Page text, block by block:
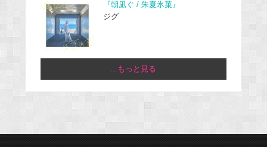
『朝凪ぐ / 朱夏氷菓』
ジグ
...もっと見る